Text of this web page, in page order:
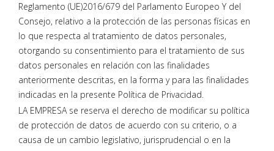
Reglamento (UE)2016/679 del Parlamento Europeo Y del
Consejo, relativo a la protección de las personas físicas en
lo que respecta al tratamiento de datos personales,
otorgando su consentimiento para el tratamiento de sus
datos personales en relación con las finalidades
anteriormente descritas, en la forma y para las finalidades
indicadas en la presente Política de Privacidad.
LA EMPRESA se reserva el derecho de modificar su política
de protección de datos de acuerdo con su criterio, o a
causa de un cambio legislativo, jurisprudencial o en la